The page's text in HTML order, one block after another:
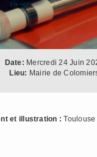
Date: Mercredi 24 Juin
Lieu: Mairie de
et illustration : Toulouse